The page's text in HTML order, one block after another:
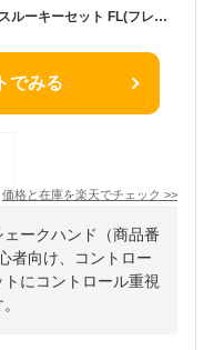
ミズノ MIZUNO 卓球ラケット テクニクスルーキーセット FL(フレア) シェークハンド ラバー貼り上げ 83JTT69828
でみる
価格と在庫を楽天でチェック >>
ークハンド（商品番
向け、コントロー
にコントロール重視